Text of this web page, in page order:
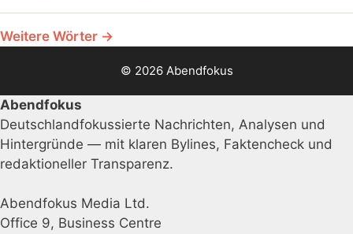
Weitere Wörter →
© 2026 Abendfokus
Abendfokus
Deutschlandfokussierte Nachrichten, Analysen und
Hintergründe — mit klaren Bylines, Faktencheck und
redaktioneller Transparenz.
Abendfokus Media Ltd.
Office 9, Business Centre